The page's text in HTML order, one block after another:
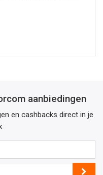
aanbiedingen
en cashbacks direct in je